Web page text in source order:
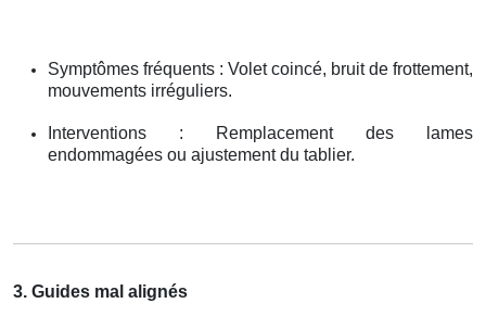
Symptômes fréquents : Volet coincé, bruit de frottement,
mouvements irréguliers.
Interventions : Remplacement des lames
endommagées ou ajustement du tablier.
3. Guides mal alignés